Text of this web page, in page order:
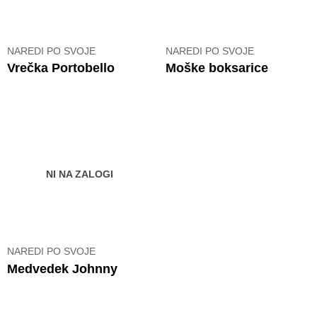
NAREDI PO SVOJE
Vrečka Portobello
NAREDI PO SVOJE
Moške boksarice
NI NA ZALOGI
NAREDI PO SVOJE
Medvedek Johnny